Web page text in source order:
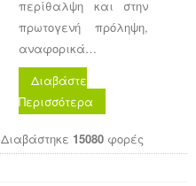
περίθαλψη και στην
πρωτογενή πρόληψη,
αναφορικά…
Διαβάστε
Περισσότερα
Διαβάστηκε 15080 φορές